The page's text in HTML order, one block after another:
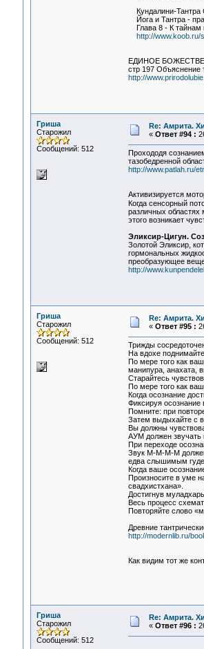
Кундалини-Тантра
Йога и Тантра -
Глава 8 - К тайнам
http://www.koob.ru/
ЕДИНОЕ
стр 197 Объяснение
http://
Гриша
Старожил
Сообщений: 512
Re: Амрита.
« Ответ #94 :
Прохододя
тазобедренной
http://www.patlah.ru/
Активизируется
Когда сенсорный
различных областях
этого возникает
Эликсир-Цигун.
Золотой Эликсир,
гормональных
преобразующее
http://
Гриша
Старожил
Сообщений: 512
Re: Амрита.
« Ответ #95 :
Трижды
На вдохе
По мере того как
манипура, анахата,
Старайтесь
По мере того как
Когда осознание
Фиксируя осознание
Помните: при
Затем выдыхайте с
Вы должны
АУМ должен звучать
При переходе
Звук М-М-М-М должен
едва слышимым
Когда ваше
Произносите в уме
свадхистхана».
Достигнув
Весь процесс
Повторяйте слово
Древние
http://modernlib.ru/
Как видим тот же
Гриша
Старожил
Сообщений: 512
Re: Амрита.
« Ответ #96 :